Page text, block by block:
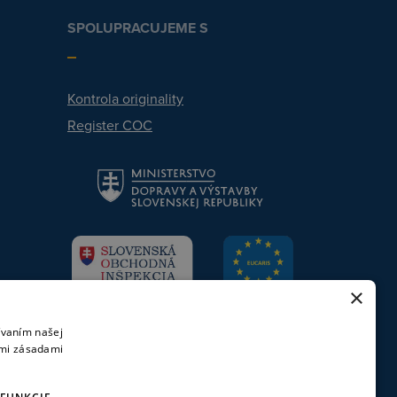
SPOLUPRACUJEME S
Kontrola originality
Register COC
×
našej
zásadami